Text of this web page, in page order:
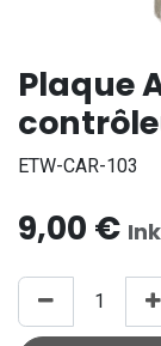
Plaque
ETW-CAR-103
9,00 €